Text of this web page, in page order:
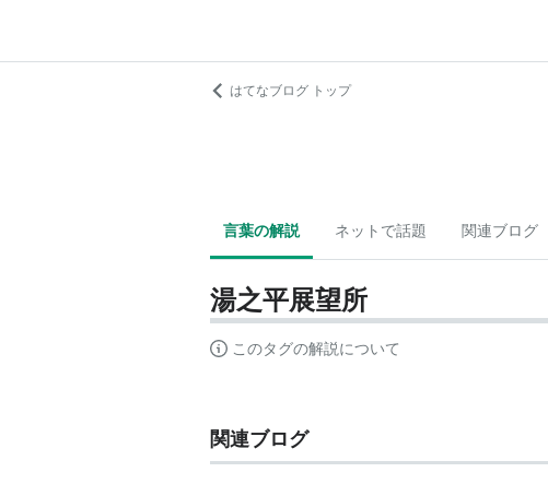
はてなブログ トップ
言葉の解説 ネットで話題 関連ブログ
湯之平展望所
このタグの解説について
関連ブログ